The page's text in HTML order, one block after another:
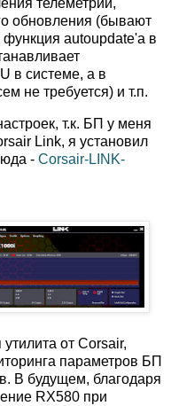
телеметрии,
обновления (бывают
функция autoupdate'а в
в системе, а в
не требуется) и т.п.
т.к. БП у меня
Link, я установил
- Corsair-LINK-
от Corsair,
параметров БП
В будущем, благодаря
RX580 при